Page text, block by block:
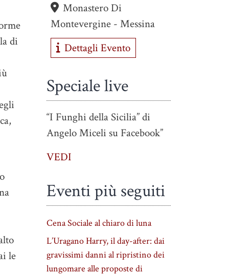
di
le
Monastero Di
Montevergine - Messina
Dettagli Evento
Speciale live
“I Funghi della Sicilia” di
Angelo Miceli su Facebook”
VEDI
Eventi più seguiti
Cena Sociale al chiaro di luna
L’Uragano Harry, il day-after: dai
gravissimi danni al ripristino dei
lungomare alle proposte di